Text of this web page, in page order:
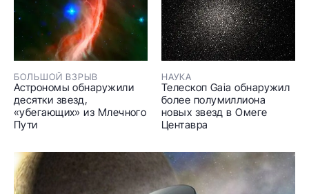
БОЛЬШОЙ ВЗРЫВ
Астрономы обнаружили
десятки звезд,
«убегающих» из Млечного
Пути
НАУКА
Телескоп Gaia обнаружил
более полумиллиона
новых звезд в Омеге
Центавра